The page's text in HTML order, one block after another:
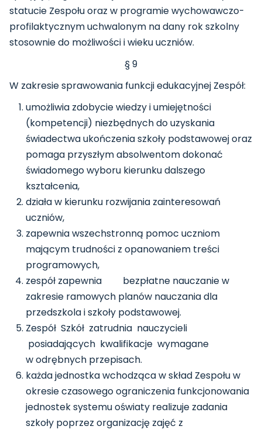
statucie Zespołu oraz w programie wychowawczo-
profilaktycznym uchwalonym na dany rok szkolny
stosownie do możliwości i wieku uczniów.
§ 9
W zakresie sprawowania funkcji edukacyjnej Zespół:
umożliwia zdobycie wiedzy i umiejętności
(kompetencji) niezbędnych do uzyskania
świadectwa ukończenia szkoły podstawowej oraz
pomaga przyszłym absolwentom dokonać
świadomego wyboru kierunku dalszego
kształcenia,
działa w kierunku rozwijania zainteresowań
uczniów,
zapewnia wszechstronną pomoc uczniom
mającym trudności z opanowaniem treści
programowych,
zespół zapewnia bezpłatne nauczanie w
zakresie ramowych planów nauczania dla
przedszkola i szkoły podstawowej.
Zespół Szkół zatrudnia nauczycieli
posiadających kwalifikacje wymagane
w odrębnych przepisach.
każda jednostka wchodząca w skład Zespołu w
okresie czasowego ograniczenia funkcjonowania
jednostek systemu oświaty realizuje zadania
szkoły poprzez organizację zajęć z